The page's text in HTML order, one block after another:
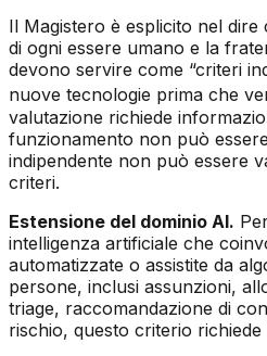
Il Magistero è esplicito nel dire
di ogni essere umano e la
devono servire come “criteri
nuove tecnologie prima che
valutazione richiede
funzionamento non può
indipendente non può essere
criteri.
Estensione del dominio AI.
intelligenza artificiale che
automatizzate o assistite da
persone, inclusi assunzioni,
triage, raccomandazione di
rischio, questo criterio richiede